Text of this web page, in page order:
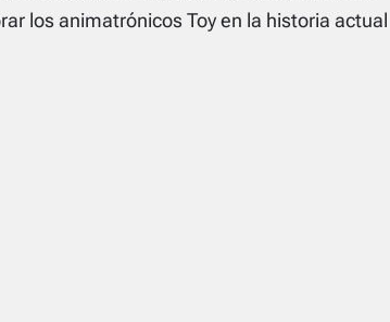
los animatrónicos Toy en la historia actual